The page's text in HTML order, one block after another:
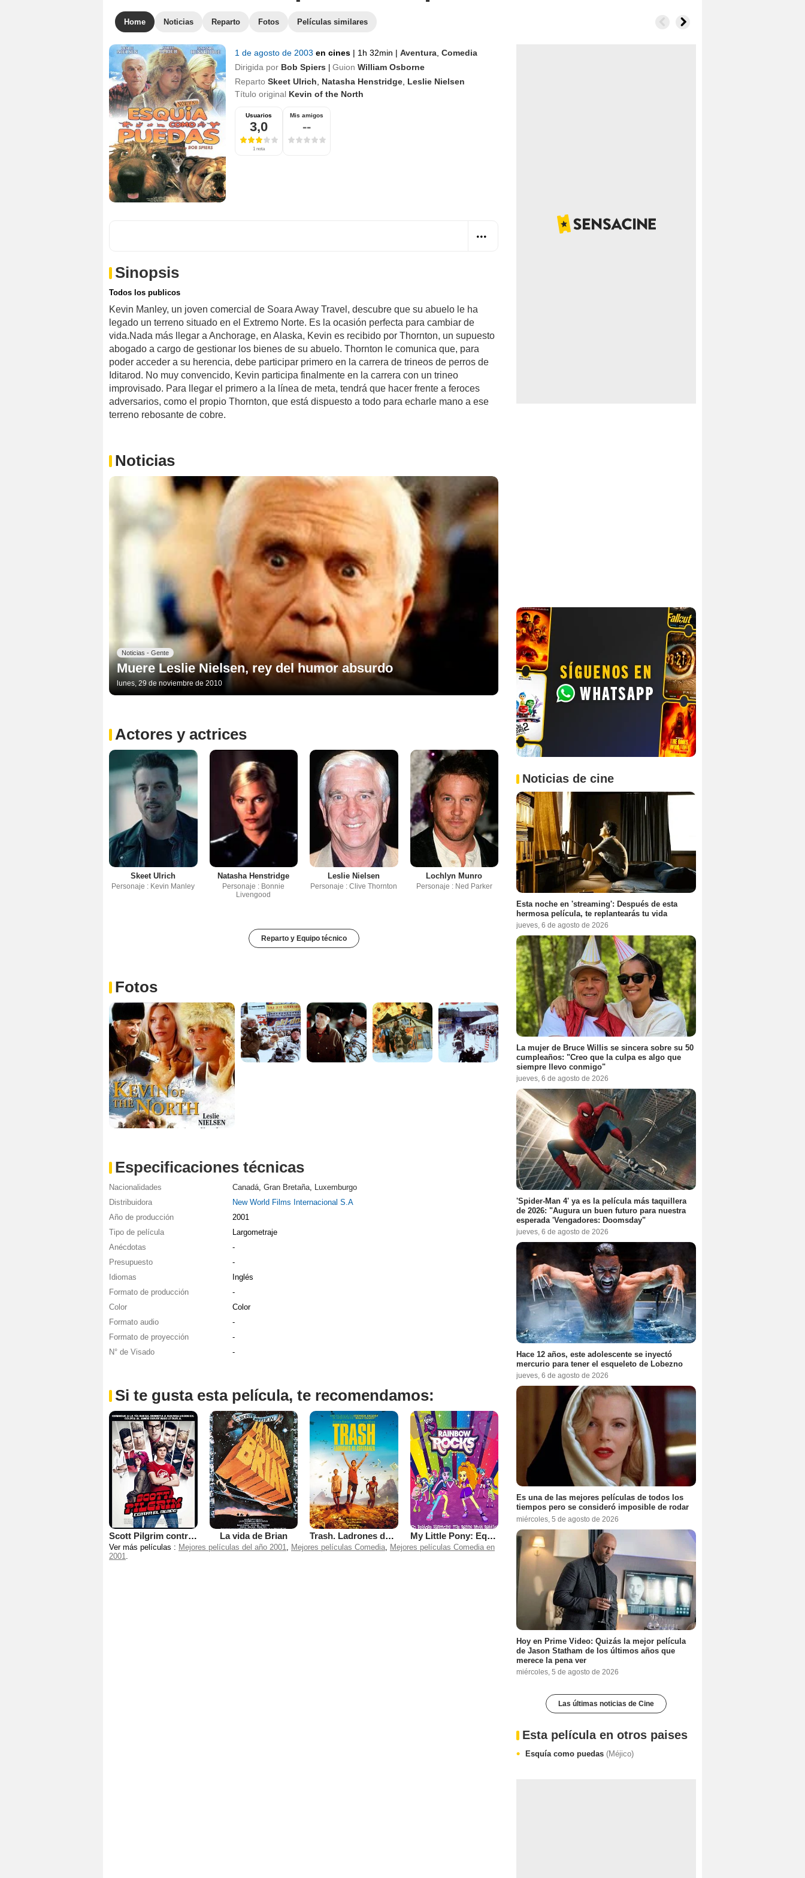
Home Noticias Reparto Fotos Películas similares
1 de agosto de 2003 en cines | 1h 32min | Aventura Comedia
Dirigida por Bob Spiers Guion William Osborne
Reparto Skeet Ulrich Natasha Henstridge Leslie Nielsen
Título original Kevin of the North
Usuarios
3,0
1 nota
Mis amigos
--
Sinopsis
Todos los publicos
Kevin Manley, un joven comercial de Soara Away Travel, descubre que su abuelo le ha
legado un terreno situado en el Extremo Norte. Es la ocasión perfecta para cambiar de
vida.Nada más llegar a Anchorage, en Alaska, Kevin es recibido por Thornton, un supuesto
abogado a cargo de gestionar los bienes de su abuelo. Thornton le comunica que, para
poder acceder a su herencia, debe participar primero en la carrera de trineos de perros de
Iditarod. No muy convencido, Kevin participa finalmente en la carrera con un trineo
improvisado. Para llegar el primero a la línea de meta, tendrá que hacer frente a feroces
adversarios, como el propio Thornton, que está dispuesto a todo para echarle mano a ese
terreno rebosante de cobre.
Noticias
Noticias - Gente
Muere Leslie Nielsen, rey del humor absurdo
lunes, 29 de noviembre de 2010
Actores y actrices
Skeet Ulrich
Personaje : Kevin Manley
Natasha Henstridge
Personaje : Bonnie
Livengood
Leslie Nielsen
Personaje : Clive Thornton
Lochlyn Munro
Personaje : Ned Parker
Reparto y Equipo técnico
Fotos
Especificaciones técnicas
Nacionalidades Canadá, Gran Bretaña, Luxemburgo
Distribuidora
New World Films Internacional S.A
Año de producción
2001
Tipo de película
Largometraje
Anécdotas
-
Presupuesto
-
Idiomas
Inglés
Formato de producción
-
Color
Color
Formato audio
-
Formato de proyección
-
N° de Visado
-
Si te gusta esta película, te recomendamos:
Scott Pilgrim contra el mundo La vida de Brian Trash. Ladrones de esperanza My Little Pony: Equestria Girls - Rainbow Rocks
Ver más películas : Mejores películas del año 2001 Mejores películas Comedia
Mejores películas Comedia en
2001
Noticias de cine
Esta noche en 'streaming': Después de esta
hermosa película, te replantearás tu vida
jueves, 6 de agosto de 2026
La mujer de Bruce Willis se sincera sobre su 50
cumpleaños: "Creo que la culpa es algo que
siempre llevo conmigo"
jueves, 6 de agosto de 2026
'Spider-Man 4' ya es la película más taquillera
de 2026: "Augura un buen futuro para nuestra
esperada 'Vengadores: Doomsday"
jueves, 6 de agosto de 2026
Hace 12 años, este adolescente se inyectó
mercurio para tener el esqueleto de Lobezno
jueves, 6 de agosto de 2026
Es una de las mejores películas de todos los
tiempos pero se consideró imposible de rodar
miércoles, 5 de agosto de 2026
Hoy en Prime Video: Quizás la mejor película
de Jason Statham de los últimos años que
merece la pena ver
miércoles, 5 de agosto de 2026
Las últimas noticias de Cine
Esta película en otros paises
Esquía como puedas (Méjico)